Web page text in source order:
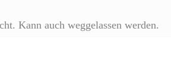
Kann auch weggelassen werden.